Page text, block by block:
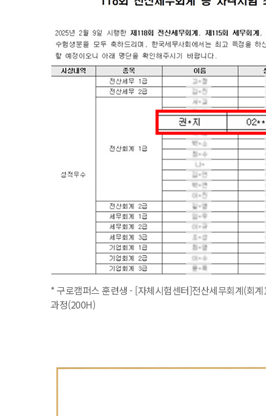
* 구로캠퍼스 훈련생 - [자체시험센터]전산세무회계(회
과정(200H)